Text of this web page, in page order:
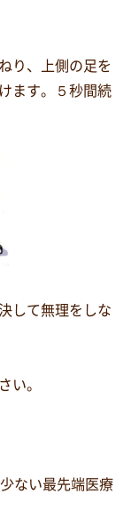
り、上側の足を
ます。５秒間続
して無理をしな
い。
ない最先端医療